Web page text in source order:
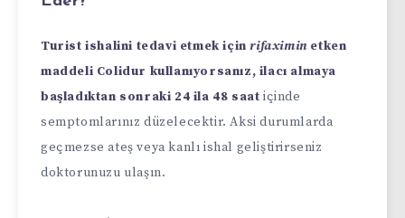
Turist ishalini tedavi etmek içinrifaximin etken
maddeli Colidur kullanıyorsanız, ilacı almaya
başladıktan sonraki 24 ila 48 saat içinde
semptomlarınız düzelecektir. Aksi durumlarda
geçmezse ateş veya kanlı ishal geliştirirseniz
doktorunuzu ulaşın.